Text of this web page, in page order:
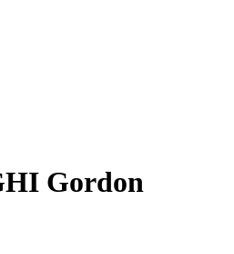
Gordon